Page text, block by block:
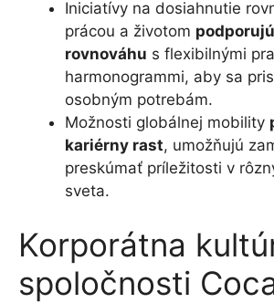
Iniciatívy na dosiahnutie
prácou a životom
rovnováhu s flexibilnými
harmonogrammi, aby sa
osobným potrebám.
Možnosti globálnej mobility
kariérny rast, umožňujú
preskúmať príležitosti v
sveta.
Korporátna
spoločnosti